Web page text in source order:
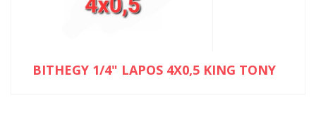
BITHEGY 1/4" LAPOS 4X0,5 KING TONY